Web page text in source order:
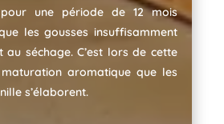
une période de 12 mois
les gousses insuffisamment
au séchage. C’est lors de cette
aromatique que les
s’élaborent.